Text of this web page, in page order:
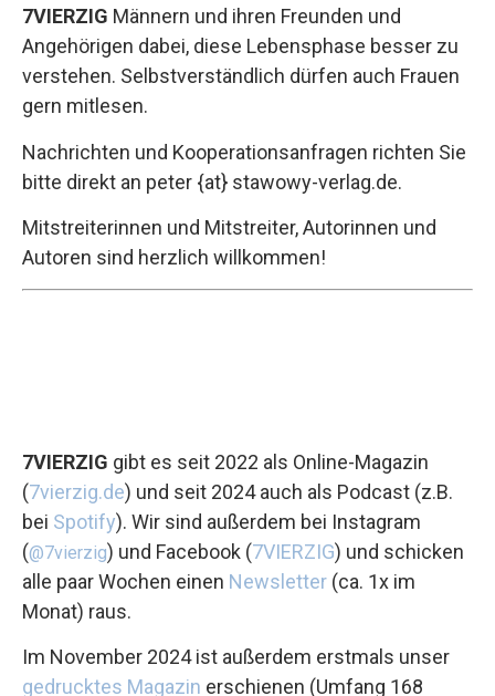
7VIERZIG Männern und ihren Freunden und
Angehörigen dabei, diese Lebensphase besser zu
verstehen. Selbstverständlich dürfen auch Frauen
gern mitlesen.
Nachrichten und Kooperationsanfragen richten Sie
bitte direkt an peter {at} stawowy-verlag.de.
Mitstreiterinnen und Mitstreiter, Autorinnen und
Autoren sind herzlich willkommen!
7VIERZIG gibt es seit 2022 als Online-Magazin
(7vierzig.de) und seit 2024 auch als Podcast (z.B.
bei Spotify). Wir sind außerdem bei Instagram
(@7vierzig) und Facebook (7VIERZIG) und schicken
alle paar Wochen einen Newsletter (ca. 1x im
Monat) raus.
Im November 2024 ist außerdem erstmals unser
gedrucktes Magazin erschienen (Umfang 168